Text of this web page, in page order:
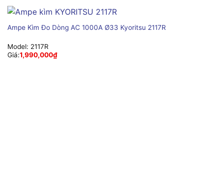
Ampe Kìm Đo Dòng AC 1000A Ø33 Kyoritsu 2117R
Model: 2117R
Giá:1,990,000₫